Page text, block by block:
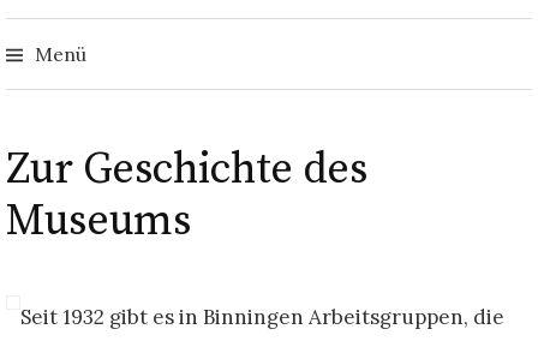
Menü
Zur Geschichte des
Museums
Seit 1932 gibt es in Binningen Arbeitsgruppen, die